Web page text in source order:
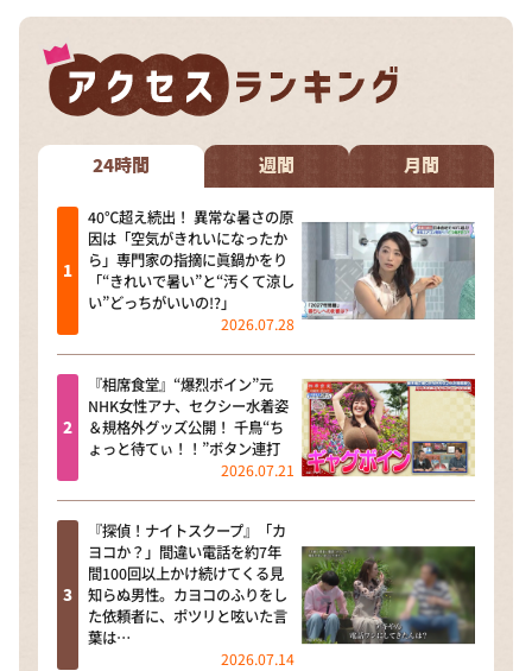
24時間 週間 月間
40℃超え続出！ 異常な暑さの原
因は「空気がきれいになったか
ら」専門家の指摘に眞鍋かをり
「“きれいで暑い”と“汚くて涼し
い”どっちがいいの!?」
2026.07.28
『相席食堂』“爆烈ボイン”元
NHK女性アナ、セクシー水着姿
＆規格外グッズ公開！ 千鳥“ち
ょっと待てぃ！！”ボタン連打
2026.07.21
『探偵！ナイトスクープ』「カ
ヨコか？」間違い電話を約7年
間100回以上かけ続けてくる見
知らぬ男性。カヨコのふりをし
た依頼者に、ポツリと呟いた言
葉は…
2026.07.14